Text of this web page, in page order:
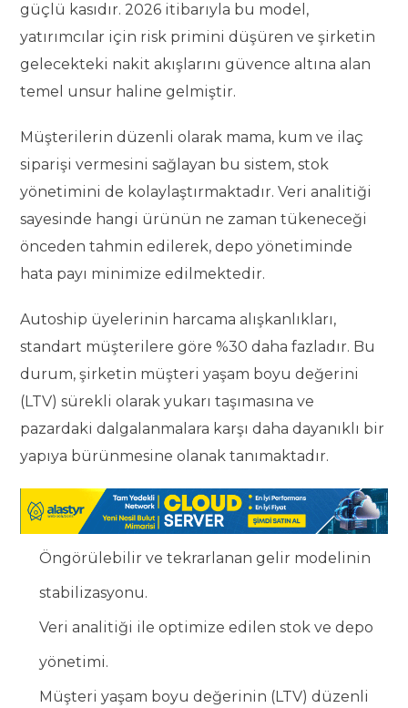
güçlü kasıdır. 2026 itibarıyla bu model,
yatırımcılar için risk primini düşüren ve şirketin
gelecekteki nakit akışlarını güvence altına alan
temel unsur haline gelmiştir.
Müşterilerin düzenli olarak mama, kum ve ilaç
siparişi vermesini sağlayan bu sistem, stok
yönetimini de kolaylaştırmaktadır. Veri analitiği
sayesinde hangi ürünün ne zaman tükeneceği
önceden tahmin edilerek, depo yönetiminde
hata payı minimize edilmektedir.
Autoship üyelerinin harcama alışkanlıkları,
standart müşterilere göre %30 daha fazladır. Bu
durum, şirketin müşteri yaşam boyu değerini
(LTV) sürekli olarak yukarı taşımasına ve
pazardaki dalgalanmalara karşı daha dayanıklı bir
yapıya bürünmesine olanak tanımaktadır.
Öngörülebilir ve tekrarlanan gelir modelinin
stabilizasyonu.
Veri analitiği ile optimize edilen stok ve depo
yönetimi.
Müşteri yaşam boyu değerinin (LTV) düzenli